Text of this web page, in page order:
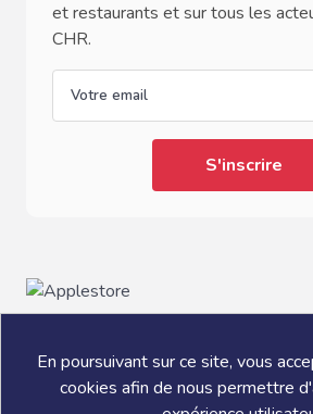
En poursuivant sur ce site, vous
cookies afin de nous permettre
et restaurants et sur tous les
CHR.